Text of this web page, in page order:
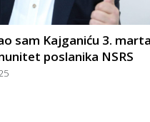
sam Kajganiću 3.
poslanika NSRS